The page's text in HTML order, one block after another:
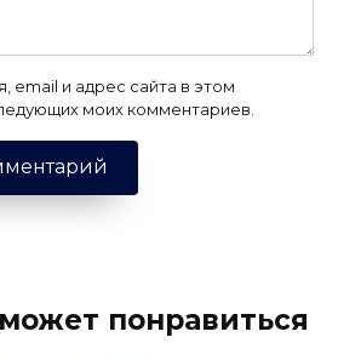
email и адрес сайта в этом
моих комментариев.
понравиться